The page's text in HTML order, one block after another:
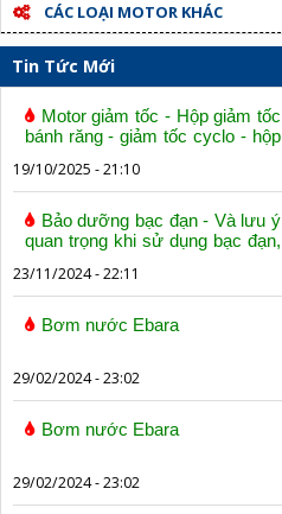
CÁC LOẠI MOTOR KHÁC
Tin Tức Mới
Motor giảm tốc - Hộp giảm tốc
bánh răng - giảm tốc cyclo - hộp
19/10/2025 - 21:10
Bảo dưỡng bạc đạn - Và lưu ý
quan trọng khi sử dụng bạc đạn,
23/11/2024 - 22:11
Bơm nước Ebara
29/02/2024 - 23:02
Bơm nước Ebara
29/02/2024 - 23:02